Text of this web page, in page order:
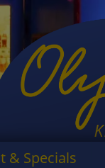
& Specials